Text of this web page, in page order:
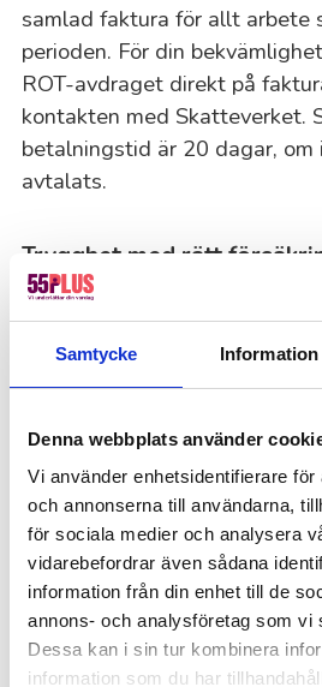
Samtycke Information
Denna webbplats använder
Vi använder enhetsidentifierare
och annonserna till användarna,
för sociala medier och analysera
vidarebefordrar även sådana
information från din enhet till de
annons- och analysföretag som vi
Dessa kan i sin tur kombinera
information som du har
samlad faktura för allt arbete
perioden. För din
ROT-avdraget direkt på
kontakten med Skatteverket.
betalningstid är 20 dagar,
avtalats.
Trygghet med rätt
Skulle något oförutsett
både person- och sakskador
kronor, så att du kan känna
processen. Har du frågor eller
prisförslag? Hör av dig – vi
Vanliga frågor och
Vad ingår när man anlitar
När du anlitar 55Plus för
förberedelser och